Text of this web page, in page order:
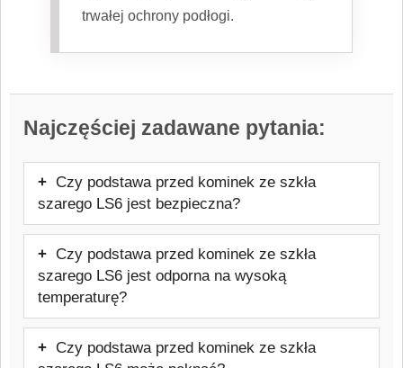
trwałej ochrony podłogi.
Najczęściej zadawane pytania:
Czy podstawa przed kominek ze szkła
szarego LS6 jest bezpieczna?
Tak — podstawa przed kominek ze szkła
szarego LS6 jest bezpiecznym
materiałem do stosowania jako podstawa
pod kominek lub piec wolnostojący, o ile
zgodnie z przeznaczeniem.
Czy podstawa przed kominek ze szkła
szarego LS6 jest odporna na wysoką
temperaturę?
Tak, podstawa przed kominek ze szkła
szarego LS6 wykonana ze szkła
Czy podstawa przed kominek ze szkła